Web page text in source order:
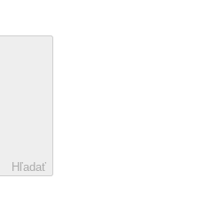
Hľadať